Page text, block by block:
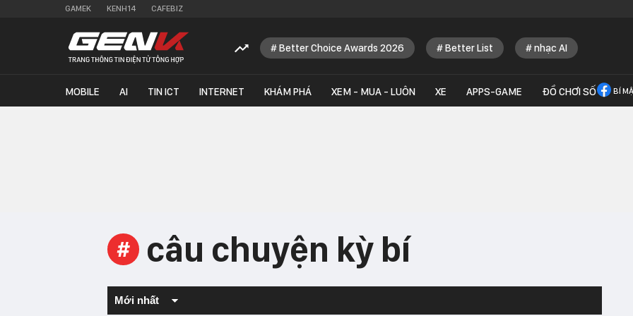
GAMEK KENH14 CAFEBIZ
Better Choice Awards 2026 Better List nhạc AI
MOBILE AI TIN ICT INTERNET KHÁM PHÁ XEM - MUA - LUÔN XE APPS-GAME ĐỒ CHƠI SỐ BÍ
# câu chuyện kỳ bí
Mới nhất